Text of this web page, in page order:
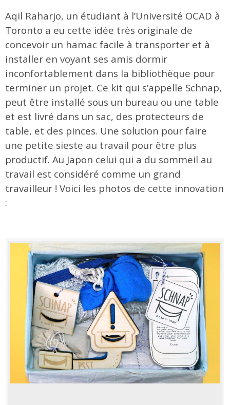
Aqil Raharjo, un étudiant à l’Université OCAD à
Toronto a eu cette idée très originale de
concevoir un hamac facile à transporter et à
installer en voyant ses amis dormir
inconfortablement dans la bibliothèque pour
terminer un projet. Ce kit qui s’appelle Schnap,
peut être installé sous un bureau ou une table
et est livré dans un sac, des protecteurs de
table, et des pinces. Une solution pour faire
une petite sieste au travail pour être plus
productif. Au Japon celui qui a du sommeil au
travail est considéré comme un grand
travailleur ! Voici les photos de cette innovation
: